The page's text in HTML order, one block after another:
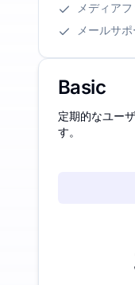
メディア
メールサポ
Basic
定期的なユー
す。